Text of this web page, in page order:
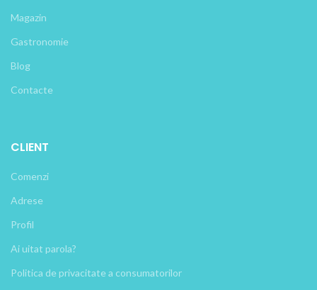
Magazin
Gastronomie
Blog
Contacte
CLIENT
Comenzi
Adrese
Profil
Ai uitat parola?
Politica de privacitate a consumatorilor